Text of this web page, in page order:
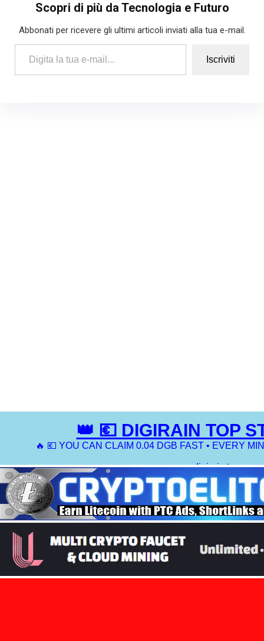
Scopri di più da Tecnologia e Futuro
Abbonati per ricevere gli ultimi articoli inviati alla tua e-mail.
Digita la tua e-mail...
Iscriviti